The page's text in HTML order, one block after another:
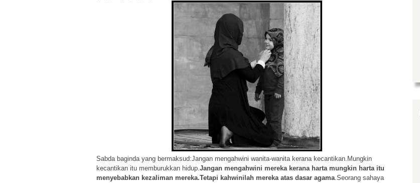
Sabda baginda yang bermaksud:Jangan mengahwini wanita-wanita kerana kecantikan.Mungkin
kecantikan itu memburukkan hidup.Jangan mengahwini mereka kerana harta mungkin harta itu
menyebabkan kezaliman mereka.Tetapi kahwinilah mereka atas dasar agama.Seorang sahaya